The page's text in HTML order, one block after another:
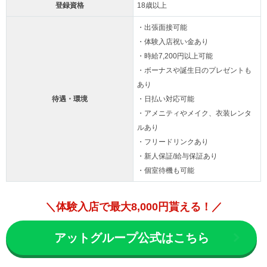
登録資格 18歳以上
待遇・環境
・出張面接可能
・体験入店祝い金あり
・時給7,200円以上可能
・ボーナスや誕生日のプレゼントも
あり
・日払い対応可能
・アメニティやメイク、衣装レンタ
ルあり
・フリードリンクあり
・新人保証/給与保証あり
・個室待機も可能
＼体験入店で最大8,000円貰える！／
アットグループ公式はこちら